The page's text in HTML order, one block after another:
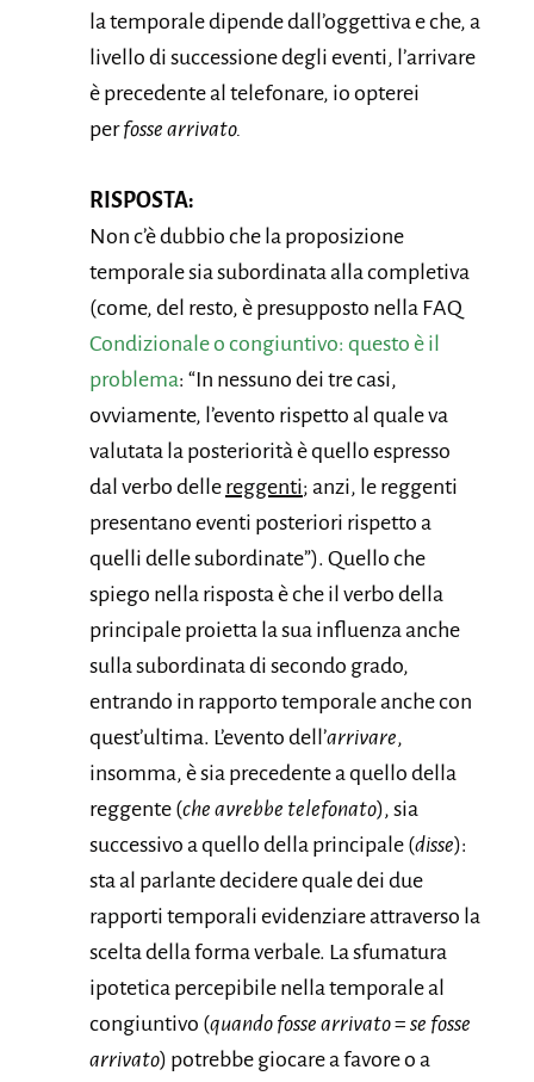
la temporale dipende dall’oggettiva e che, a
livello di successione degli eventi, l’arrivare
è precedente al telefonare, io opterei
perfosse arrivato.
RISPOSTA:
Non c’è dubbio che la proposizione
temporale sia subordinata alla completiva
(come, del resto, è presupposto nella FAQ
Condizionale o congiuntivo: questo è il
problema: “In nessuno dei tre casi,
ovviamente, l’evento rispetto al quale va
valutata la posteriorità è quello espresso
dal verbo delle reggenti; anzi, le reggenti
presentano eventi posteriori rispetto a
quelli delle subordinate”). Quello che
spiego nella risposta è che il verbo della
principale proietta la sua influenza anche
sulla subordinata di secondo grado,
entrando in rapporto temporale anche con
quest’ultima. L’evento dell’arrivare,
insomma, è sia precedente a quello della
reggente (che avrebbe telefonato), sia
successivo a quello della principale (disse):
sta al parlante decidere quale dei due
rapporti temporali evidenziare attraverso la
scelta della forma verbale. La sfumatura
ipotetica percepibile nella temporale al
congiuntivo (quando fosse arrivato= se fosse
arrivato) potrebbe giocare a favore o a